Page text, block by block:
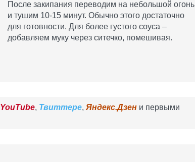
После закипания переводим на небольшой огонь
и тушим 10-15 минут. Обычно этого достаточно
для готовности. Для более густого соуса –
добавляем муку через ситечко, помешивая.
YouTube, Твиттере, Яндекс.Дзен и первыми